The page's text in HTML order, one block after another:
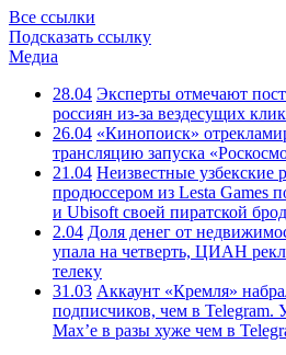
Все ссылки
Подсказать ссылку
Медиа
28.04 Эксперты отмечают
россиян из-за вездесущих
26.04 «Кинопоиск»
трансляцию запуска
21.04 Неизвестные узбекские
продюссером из Lesta Games
и Ubisoft своей пиратской
2.04 Доля денег от
упала на четверть, ЦИАН
телеку
31.03 Аккаунт «Кремля»
подписчиков, чем в Telegram.
Max’е в разы хуже чем в